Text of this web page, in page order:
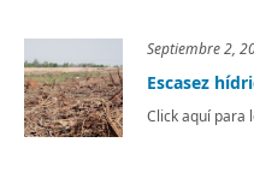
Septiembre 2,
Escasez
Click aquí para